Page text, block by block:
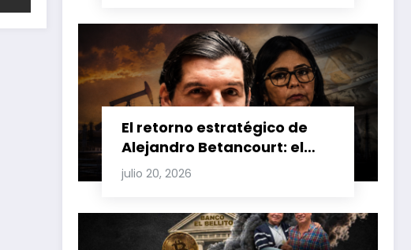
El retorno estratégico de
Alejandro Betancourt: el
bolichico que desafía la
justicia y renueva su poder
venezolana
julio 20, 2026